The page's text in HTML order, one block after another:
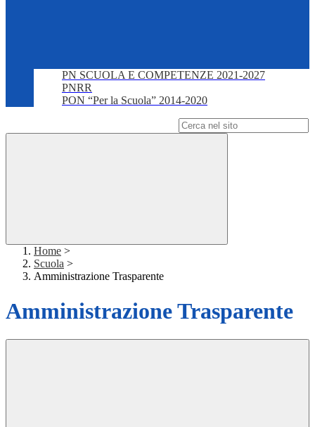
PN SCUOLA E COMPETENZE 2021-2027
PNRR
PON “Per la Scuola” 2014-2020
Home >
Scuola >
Amministrazione Trasparente
Amministrazione Trasparente